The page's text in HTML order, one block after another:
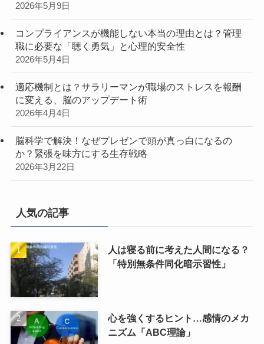
2026年5月9日
コンプライアンスが機能しない本当の理由とは？管理
職に必要な「聴く勇気」と心理的安全性
2026年5月4日
適応機制とは？サラリーマンが職場のストレスを報酬
に変える、脳のアップデート術
2026年4月4日
脳科学で解決！なぜプレゼンで頭が真っ白になるの
か？緊張を味方にする生存戦略
2026年3月22日
人気の記事
人は寝る前に考えた人間になる？
「特別無条件同化暗示習性」
心を強くするヒント…感情のメカ
ニズム「ABC理論」